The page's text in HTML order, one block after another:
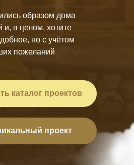
образом дома
и, в целом, хотите
но с учётом
пожеланий
каталог проектов
проект